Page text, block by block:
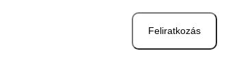
Feliratkozás